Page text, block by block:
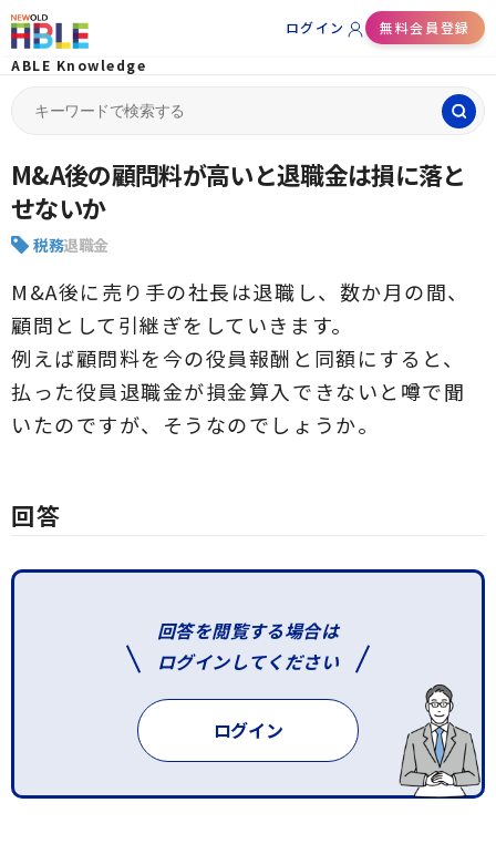
ログイン
無料会員登録
ABLE Knowledge
for:
M&A後の顧問料が高いと退職金は損に落と
せないか
税務退職金
M&A後に売り手の社長は退職し、数か月の間、
顧問として引継ぎをしていきます。
例えば顧問料を今の役員報酬と同額にすると、
払った役員退職金が損金算入できないと噂で聞
いたのですが、そうなのでしょうか。
回答
回答を閲覧する場合は
ログインしてください
ログイン